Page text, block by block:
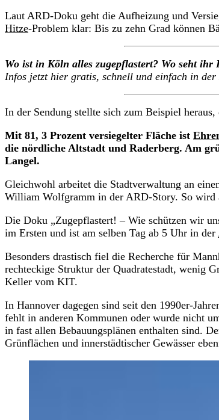
Laut ARD-Doku geht die Aufheizung und
Hitze-Problem klar: Bis zu zehn Grad können
Wo ist in Köln alles zugepflastert? Wo seht
Infos jetzt hier gratis, schnell und einfach in
In der Sendung stellte sich zum Beispiel
Mit 81, 3 Prozent versiegelter Fläche ist
die nördliche Altstadt und Raderberg. Am
Langel.
Gleichwohl arbeitet die Stadtverwaltung an
William Wolfgramm in der ARD-Story. So wird
Die Doku „Zugepflastert! – Wie schützen wir
im Ersten und ist am selben Tag ab 5 Uhr in der
Besonders drastisch fiel die Recherche für
rechteckige Struktur der Quadratestadt, wenig
Keller vom KIT.
In Hannover dagegen sind seit den 1990er-
fehlt in anderen Kommunen oder wurde nicht
in fast allen Bebauungsplänen enthalten sind.
Grünflächen und innerstädtischer Gewässer